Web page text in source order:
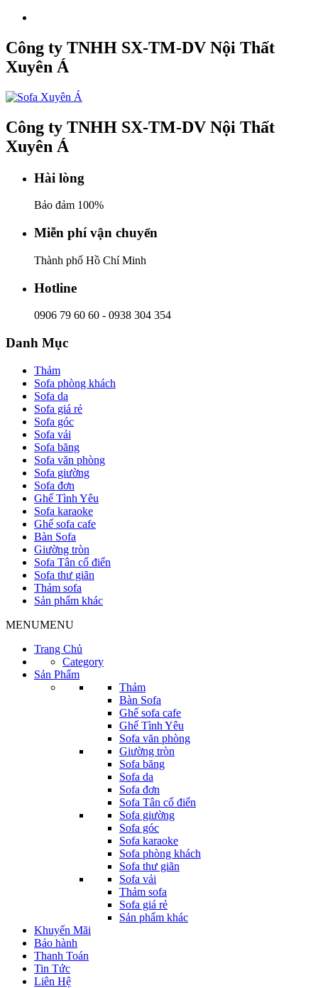
Công ty TNHH SX-TM-DV Nội Thất
Xuyên Á
Công ty TNHH SX-TM-DV Nội Thất
Xuyên Á
Hài lòng
Bảo đảm 100%
Miễn phí vận chuyển
Thành phố Hồ Chí Minh
Hotline
0906 79 60 60 - 0938 304 354
Danh Mục
Thảm
Sofa phòng khách
Sofa da
Sofa giá rẻ
Sofa góc
Sofa vải
Sofa băng
Sofa văn phòng
Sofa giường
Sofa đơn
Ghế Tình Yêu
Sofa karaoke
Ghế sofa cafe
Bàn Sofa
Giường tròn
Sofa Tân cổ điển
Sofa thư giãn
Thảm sofa
Sản phẩm khác
MENUMENU
Trang Chủ
Category
Sản Phẩm
Thảm
Bàn Sofa
Ghế sofa cafe
Ghế Tình Yêu
Sofa văn phòng
Giường tròn
Sofa băng
Sofa da
Sofa đơn
Sofa Tân cổ điển
Sofa giường
Sofa góc
Sofa karaoke
Sofa phòng khách
Sofa thư giãn
Sofa vải
Thảm sofa
Sofa giá rẻ
Sản phẩm khác
Khuyến Mãi
Bảo hành
Thanh Toán
Tin Tức
Liên Hệ